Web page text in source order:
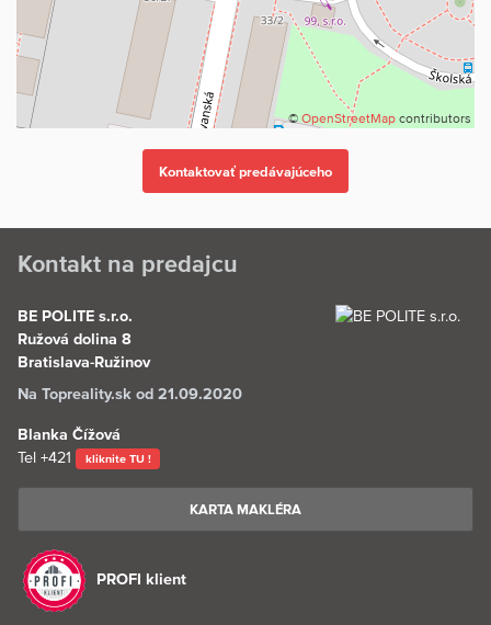
©OpenStreetMap contributors
Kontakt na predajcu
BE POLITE s.r.o.
Ružová dolina 8
Bratislava-Ružinov
Na Topreality.sk od 21.09.2020
Blanka Čížová
Tel +421 kliknite TU !
KARTA MAKLÉRA
PROFI klient